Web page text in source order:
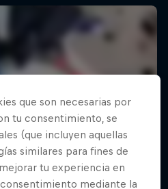
que son necesarias por
tu consentimiento, se
(que incluyen aquellas
similares para fines de
tu experiencia en
mediante la